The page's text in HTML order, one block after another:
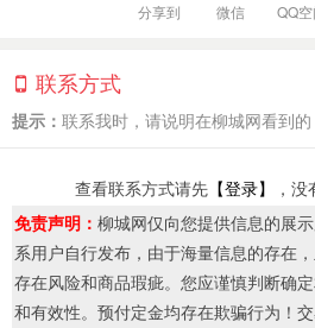
分享到 微信 QQ
联系方式
提示： 联系我时，请说明在柳城网看到的
查看联系方式请先 【登录】 ，
免责声明： 柳城网仅向您提供信息的展
系用户自行发布，由于海量信息的存在
存在风险和商品瑕疵。您应谨慎判断确
和有效性。预付定金均存在欺骗行为！